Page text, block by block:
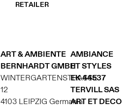
RETAILER
ART & AMBIENTE
BERNHARDT GMBH
WINTERGARTENSTRASSE
12
4103 LEIPZIG Germania
AMBIANCE
ET STYLES
EK 44537
TERVILL SAS
ART ET DECO